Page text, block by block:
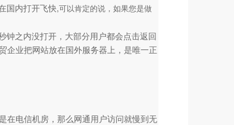
国内打开飞快,可以肯定的说，如果您是做
钟之内没打开，大部分用户都会点击返回
企业把网站放在国外服务器上，是唯一正
在电信机房，那么网通用户访问就慢到无